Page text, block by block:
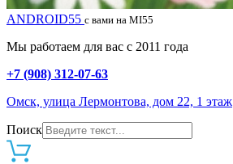
ANDROID55 с вами на MI55
Мы работаем для вас с 2011 года
+7 (908) 312-07-63
Омск, улица Лермонтова, дом 22, 1 этаж
Поиск